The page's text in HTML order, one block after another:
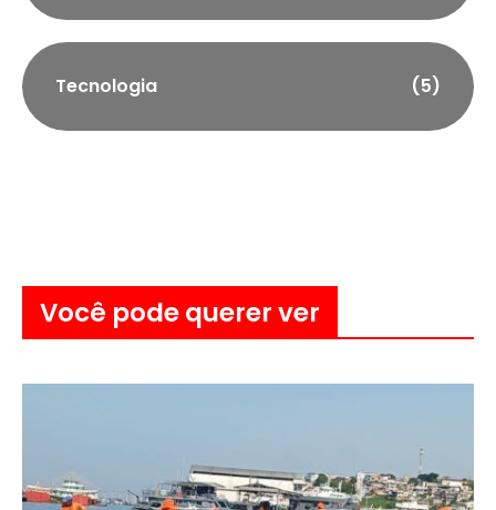
Tecnologia (5)
Você pode querer ver